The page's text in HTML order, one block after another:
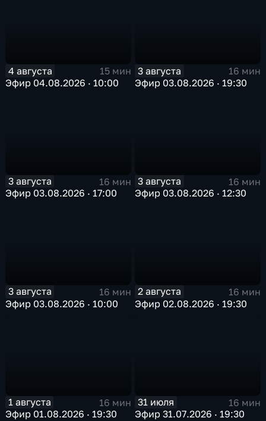
4 августа
15 мин
Эфир 04.08.2026 · 10:00
3 августа
16 мин
Эфир 03.08.2026 · 19:30
3 августа
16 мин
Эфир 03.08.2026 · 17:00
3 августа
16 мин
Эфир 03.08.2026 · 12:30
3 августа
16 мин
Эфир 03.08.2026 · 10:00
2 августа
16 мин
Эфир 02.08.2026 · 19:30
1 августа
16 мин
Эфир 01.08.2026 · 19:30
31 июля
16 мин
Эфир 31.07.2026 · 19:30